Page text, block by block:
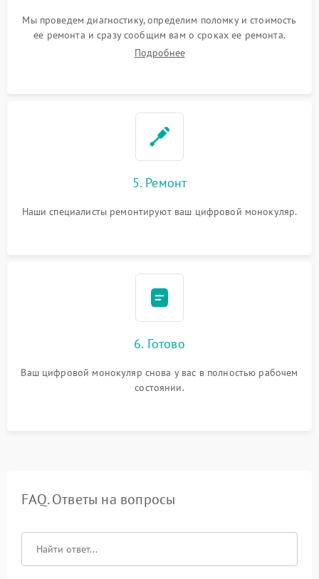
Мы проведем диагностику, определим поломку и стоимость
ее ремонта и сразу сообщим вам о сроках ее ремонта.
Подробнее
5. Ремонт
Наши специалисты ремонтируют ваш цифровой монокуляр.
6. Готово
Ваш цифровой монокуляр снова у вас в полностью рабочем
состоянии.
FAQ. Ответы на вопросы